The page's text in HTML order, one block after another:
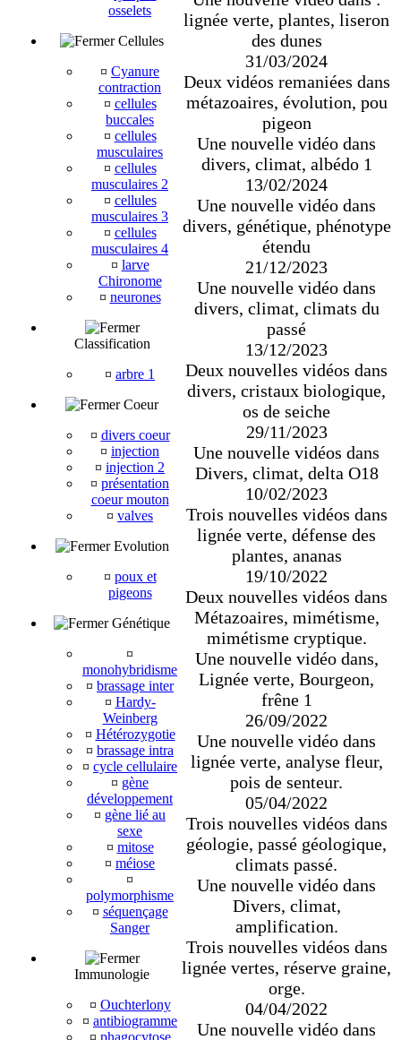
osselets
Cellules
¤ Cyanure
contraction
¤ cellules
buccales
¤ cellules
musculaires
¤ cellules
musculaires 2
¤ cellules
musculaires 3
¤ cellules
musculaires 4
¤ larve
Chironome
¤ neurones
Classification
¤ arbre 1
Coeur
¤ divers coeur
¤ injection
¤ injection 2
¤ présentation
coeur mouton
¤ valves
Evolution
¤ poux et
pigeons
Génétique
¤
monohybridisme
¤ brassage inter
¤ Hardy-
Weinberg
¤ Hétérozygotie
¤ brassage intra
¤ cycle cellulaire
¤ gène
développement
¤ gène lié au
sexe
¤ mitose
¤ méiose
¤
polymorphisme
¤ séquençage
Sanger
Immunologie
¤ Ouchterlony
¤ antibiogramme
¤ phagocytose
lignée verte, plantes, liseron
des dunes
31/03/2024
Deux vidéos remaniées dans
métazoaires, évolution, pou
pigeon
Une nouvelle vidéo dans
divers, climat, albédo 1
13/02/2024
Une nouvelle vidéo dans
divers, génétique, phénotype
étendu
21/12/2023
Une nouvelle vidéo dans
divers, climat, climats du
passé
13/12/2023
Deux nouvelles vidéos dans
divers, cristaux biologique,
os de seiche
29/11/2023
Une nouvelle vidéos dans
Divers, climat, delta O18
10/02/2023
Trois nouvelles vidéos dans
lignée verte, défense des
plantes, ananas
19/10/2022
Deux nouvelles vidéos dans
Métazoaires, mimétisme,
mimétisme cryptique.
Une nouvelle vidéo dans,
Lignée verte, Bourgeon,
frêne 1
26/09/2022
Une nouvelle vidéo dans
lignée verte, analyse fleur,
pois de senteur.
05/04/2022
Trois nouvelles vidéos dans
géologie, passé géologique,
climats passé.
Une nouvelle vidéo dans
Divers, climat,
amplification.
Trois nouvelles vidéos dans
lignée vertes, réserve graine,
orge.
04/04/2022
Une nouvelle vidéo dans